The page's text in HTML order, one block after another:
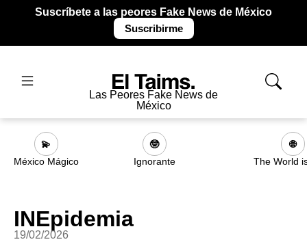
Suscríbete a las peores Fake News de México
Suscribirme
Las Peores Fake News de
México
💫
México Mágico
🤓
Ignorante
🌐
The World
INEpidemia
19/02/2026